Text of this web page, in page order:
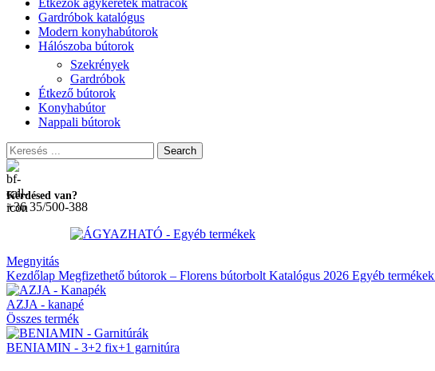
Étkezők ágykeretek matracok
Gardróbok katalógus
Modern konyhabútorok
Hálószoba bútorok
Szekrények
Gardróbok
Étkező bútorok
Konyhabútor
Nappali bútorok
Search
Kérdésed van?
+36 35/500-388
Megnyitás
Kezdőlap Megfizethető bútorok – Florens bútorbolt Katalógus 2026 Egyéb termékek
AZJA - kanapé
Összes termék
BENIAMIN - 3+2 fix+1 garnitúra